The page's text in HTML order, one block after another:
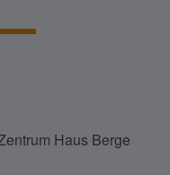
Haus Berge